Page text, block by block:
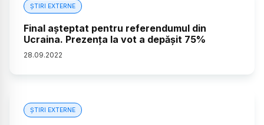
ȘTIRI EXTERNE
Final așteptat pentru referendumul din
Ucraina. Prezența la vot a depășit 75%
28.09.2022
ȘTIRI EXTERNE